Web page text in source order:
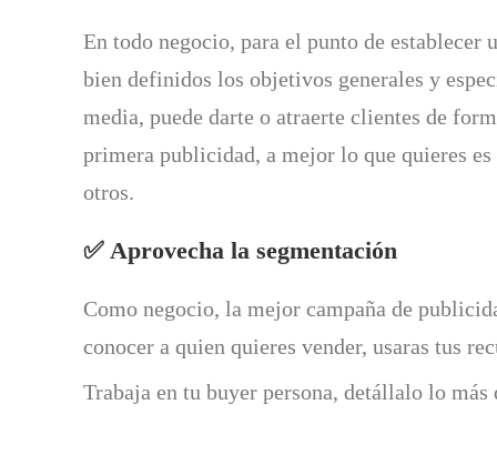
En todo negocio, para el punto de
bien definidos los objetivos generales y
media, puede darte o atraerte clientes de
primera publicidad, a mejor lo que quieres
otros.
✅ Aprovecha la segmentación
Como negocio, la mejor campaña de
conocer a quien quieres vender, usaras tus
Trabaja en tu buyer persona, detállalo lo más